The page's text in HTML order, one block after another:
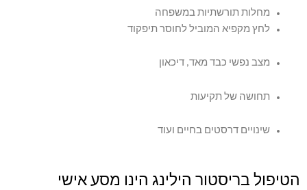
מחלות תורשתיות במשפחה
לחץ מקפיא המוביל לחוסר תיפקוד
מצב נפשי כבד מאד, דיכאון
תחושה של תקיעות
שינויים דרסטים בחיים ועוד
הטיפול בריסטור הילינג הינו מסע אישי